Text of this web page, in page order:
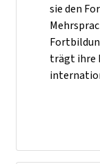
sie den
trägt ihre